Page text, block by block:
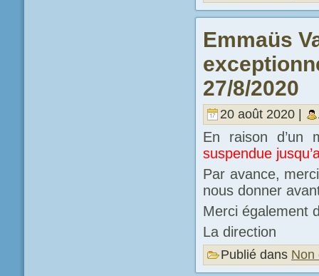
Emmaüs
27/8/2020
20 août 2020 |
En raison d’un
suspendue
Par avance,
nous donner
Merci également
La direction
Publié dans Non